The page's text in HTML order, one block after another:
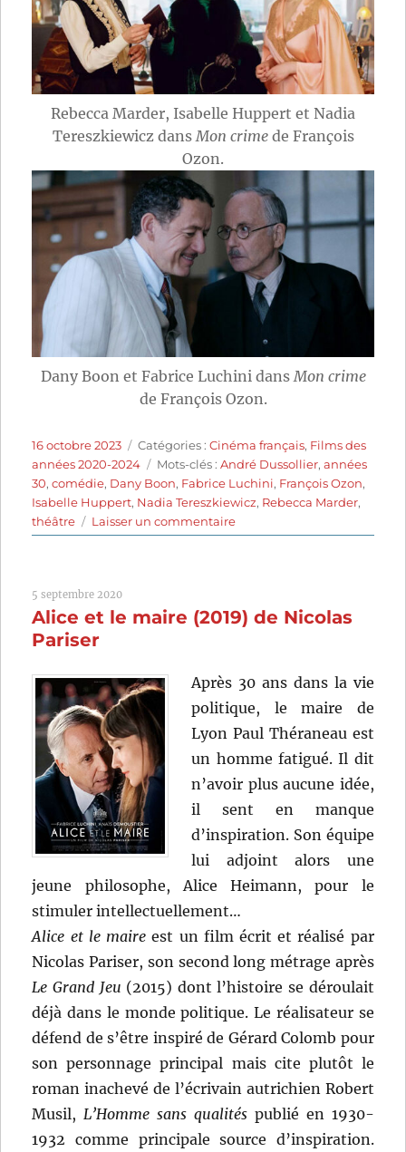
Rebecca Marder, Isabelle Huppert et Nadia
Tereszkiewicz dansMon crimede François
Ozon.
Dany Boon et Fabrice Luchini dans Mon crime
de François Ozon.
Publié
le
16 octobre 2023 Catégories
Catégories :Cinéma français, Films des
années 2020-2024
Étiquettes
Mots-clés :André Dussollier,années
30,comédie, Dany Boon, Fabrice Luchini, François Ozon,
Isabelle Huppert, Nadia Tereszkiewicz, Rebecca Marder,
théâtre
Laisser un commentairesur
Mon
François
5 septembre 2020
Alice et le maire (2019) de Nicolas
Pariser
Après 30 ans dans la vie
politique, le maire de
Lyon Paul Théraneau est
un homme fatigué. Il dit
n’avoir plus aucune idée,
il sent en manque
d’inspiration. Son équipe
lui adjoint alors une
jeune philosophe, Alice Heimann, pour le
stimuler intellectuellement…
Alice et le maire est un film écrit et réalisé par
Nicolas Pariser, son second long métrage après
Le Grand Jeu (2015) dont l’histoire se déroulait
déjà dans le monde politique. Le réalisateur se
défend de s’être inspiré de Gérard Colomb pour
son personnage principal mais cite plutôt le
roman inachevé de l’écrivain autrichien Robert
Musil, L’Homme sans qualités publié en 1930-
1932 comme principale source d’inspiration.